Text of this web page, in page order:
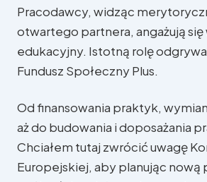
Pracodawcy, widząc
otwartego partnera, angażują
edukacyjny. Istotną rolę
Fundusz Społeczny Plus.
Od finansowania praktyk,
aż do budowania i doposażania
Chciałem tutaj zwrócić uwagę
Europejskiej, aby planując nową